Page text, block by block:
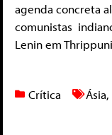
agenda concreta
comunistas
Lenin em
Crítica Ásia,